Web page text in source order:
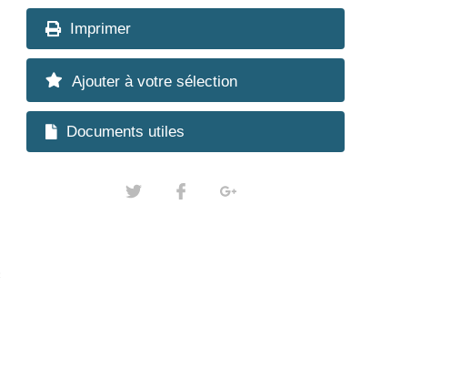
Imprimer
Ajouter à votre sélection
Documents utiles